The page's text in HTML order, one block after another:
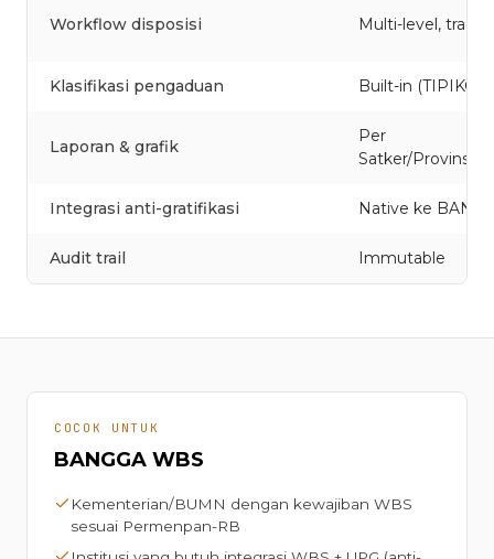
Workflow disposisi Multi-level,
Klasifikasi pengaduan Built-in
Laporan & grafik
Per
Satker/Provinsi/
Integrasi anti-gratifikasi Native ke
Audit trail Immutable
COCOK UNTUK
BANGGA WBS
Kementerian/BUMN dengan kewajiban WBS
sesuai Permenpan-RB